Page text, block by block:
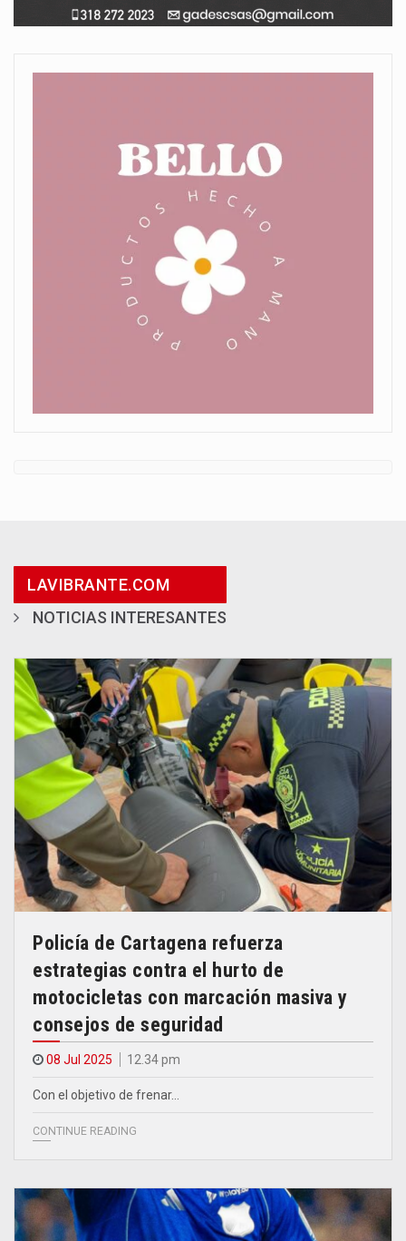
LAVIBRANTE.COM
NOTICIAS INTERESANTES
Policía de Cartagena refuerza
estrategias contra el hurto de
motocicletas con marcación masiva y
consejos de seguridad
08 Jul 2025 12.34 pm
Con el objetivo de frenar…
CONTINUE READING